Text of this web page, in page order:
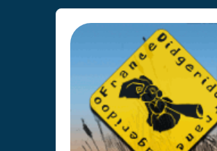
France Didgeridoo
Didgeridoo et Guimbarde sur France